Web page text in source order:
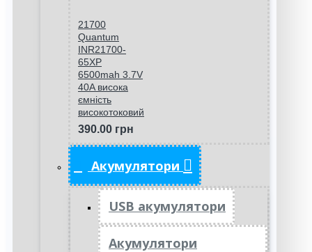
21700
Quantum
INR21700-
65XP
6500mah 3.7V
40A висока
ємність
високотоковий
390.00 грн
Акумулятори
USB акумулятори
Акумулятори